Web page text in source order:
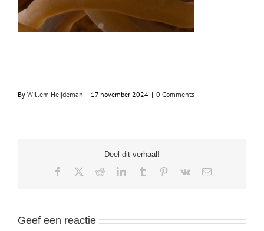
By Willem Heijdeman | 17 november 2024 | 0 Comments
Deel dit verhaal!
Facebook RedditLinkedInTumblr Pinterest
Vk Email
Geef een reactie